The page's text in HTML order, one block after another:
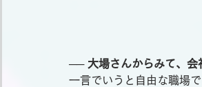
── 大場さんからみて、会
一言でいうと自由な職場